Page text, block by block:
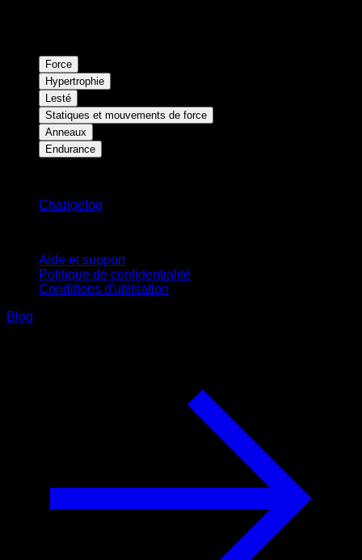
Force
Hypertrophie
Lesté
Statiques et mouvements de force
Anneaux
Endurance
Changelog
Aide et support
Politique de confidentialité
Conditions d'utilisation
Blog